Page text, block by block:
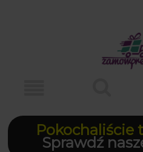
Pokochaliście
Sprawdź